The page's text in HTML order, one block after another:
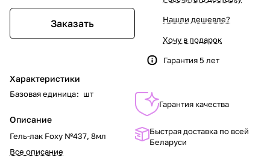
Заказать
Характеристики
Базовая единица: шт
Описание
Гель-лак Foxy №437, 8мл
Все описание
Нашли дешевле?
Хочу в подарок
Гарантия 5 лет
Гарантия качества
Быстрая доставка по всей
Беларуси